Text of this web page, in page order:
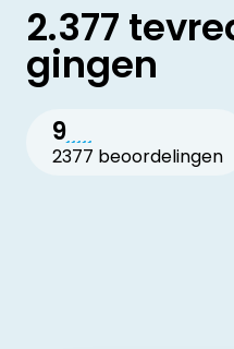
2.377
gingen
9
2377 beoordelingen